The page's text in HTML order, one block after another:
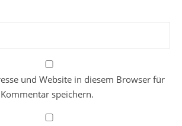
und Website in diesem Browser für
speichern.